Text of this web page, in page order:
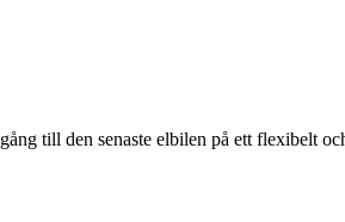
till den senaste elbilen på ett flexibelt